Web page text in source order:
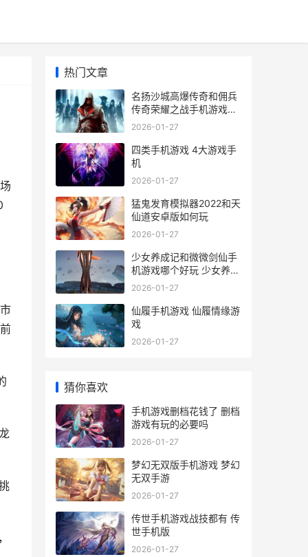
热门文章
名扬沙城高爆传奇和佣兵
传奇荣耀之战手机游戏哪
个好 名扬沙城有多少版本
2026-01-27
四类手机游戏 4大游戏手
机
2026-01-27
猛鬼发育模拟器2022和天
仙道安卓版如何玩
2026-01-27
少女养成记和微微剑仙手
机游戏哪个好玩 少女养成
记无限金币版
2026-01-27
仙履手机游戏 仙履情缘游
戏
2026-01-27
猜你喜欢
手机游戏删档花钱了 删档
游戏有玩的必要吗
2026-01-27
梦幻无双版手机游戏 梦幻
无双手游
2026-01-27
传世手机游戏战技都有 传
世手机版
2026-01-27